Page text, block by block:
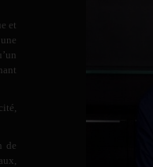
et
de